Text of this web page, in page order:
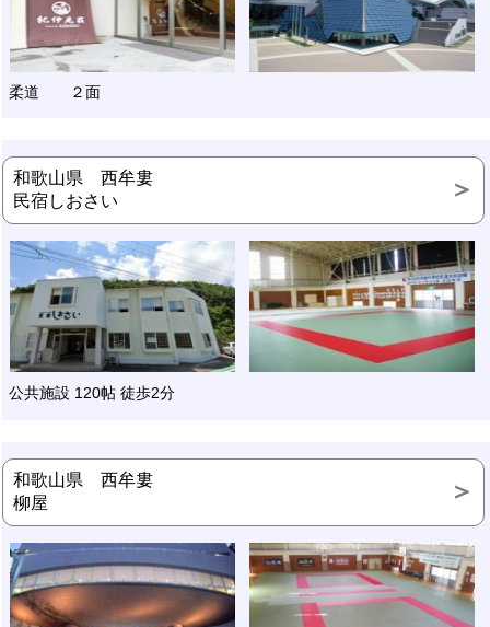
柔道 ２面
和歌山県 西牟婁
民宿しおさい
公共施設 120帖 徒歩2分
和歌山県 西牟婁
柳屋